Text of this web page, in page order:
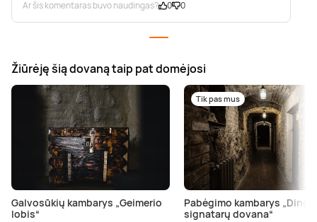
Ar šis komentaras buvo naudingas? 0 0
Žiūrėję šią dovaną taip pat domėjosi
Galvosūkių kambarys „Geimerio
lobis“
Tik pas mus
Pabėgimo kambarys
signatarų dovana“